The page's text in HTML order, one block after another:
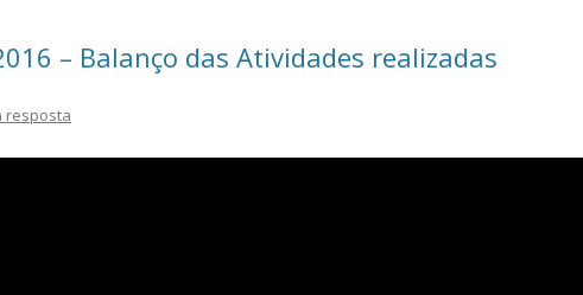
– Balanço das Atividades realizadas
resposta